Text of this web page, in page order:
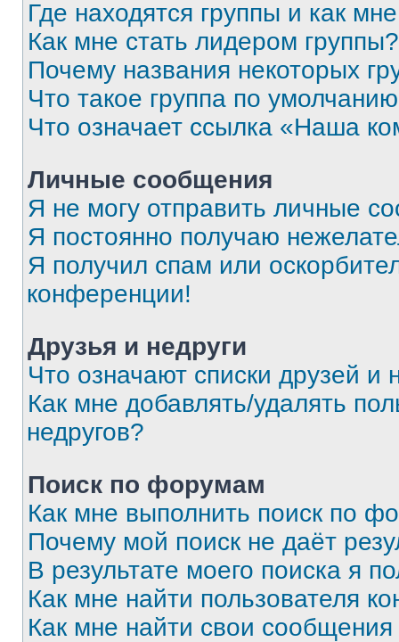
Где находятся группы и как
Как мне стать лидером группы?
Почему названия некоторых
Что такое группа по
Что означает ссылка «Наша
Личные сообщения
Я не могу отправить личные
Я постоянно получаю
Я получил спам или
конференции!
Друзья и недруги
Что означают списки друзей и
Как мне добавлять/удалять
недругов?
Поиск по форумам
Как мне выполнить поиск по
Почему мой поиск не даёт
В результате моего поиска я
Как мне найти пользователя
Как мне найти свои